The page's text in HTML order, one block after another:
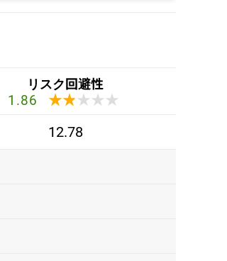
リスク回避性
1.86 ★★★★★
★★★★★
12.78